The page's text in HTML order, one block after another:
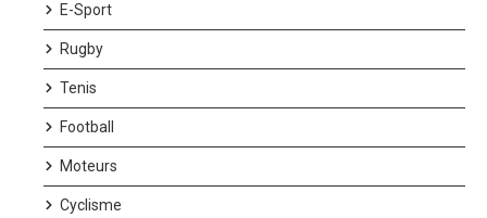
E-Sport
Rugby
Tenis
Football
Moteurs
Cyclisme